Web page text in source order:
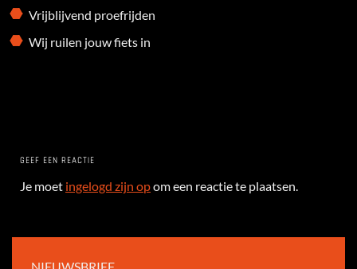
Vrijblijvend proefrijden
Wij ruilen jouw fiets in
GEEF EEN REACTIE
Je moet ingelogd zijn opom een reactie te plaatsen.